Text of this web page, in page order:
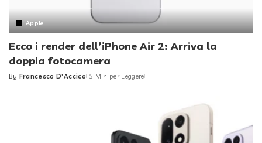
Apple
Ecco i render dell’iPhone Air 2: Arriva la
doppia fotocamera
Posted
By Francesco D'Accico 5 Min per Leggere